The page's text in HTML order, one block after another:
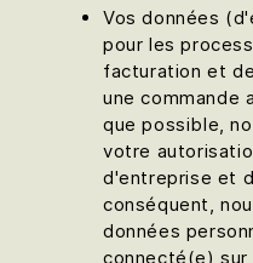
Vos données
pour les
facturation et
une commande
que possible,
votre
d'entreprise et
conséquent,
données
connecté(e)